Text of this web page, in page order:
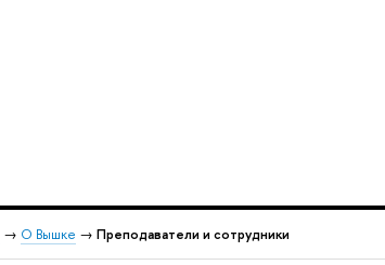
→ О Вышке → Преподаватели и сотрудники